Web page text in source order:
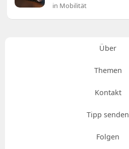
in Mobilität
Über
Themen
Kontakt
Tipp senden
Folgen